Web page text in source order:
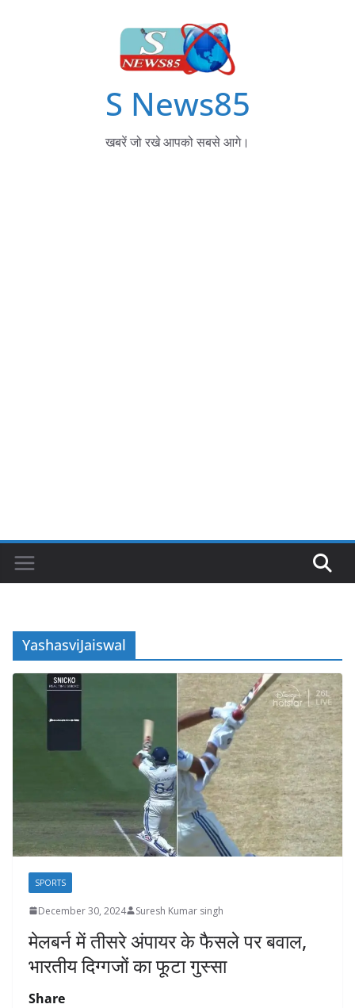
S News85
खबरें जो रखे आपको सबसे आगे।
YashasviJaiswal
SPORTS
December 30, 2024 Suresh Kumar singh
मेलबर्न में तीसरे अंपायर के फैसले पर बवाल,
भारतीय दिग्गजों का फूटा गुस्सा
Share